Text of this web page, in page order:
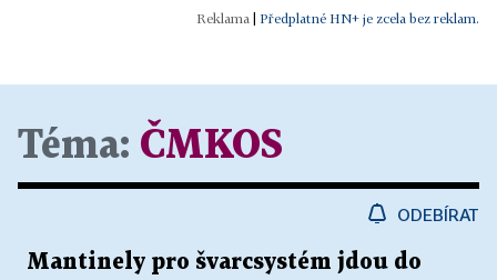
| Předplatné HN+ je zcela bez reklam.
Téma: ČMKOS
ODEBÍRAT
Mantinely pro švarcsystém jdou do